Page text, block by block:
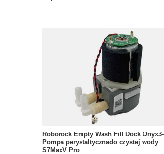
Roborock Empty Wash Fill Dock Onyx3-
Pompa perystaltycznado czystej wody
S7MaxV Pro